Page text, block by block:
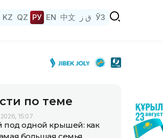
KZ QZ РУ EN 中文 ق ز ЎЗ
по теме
15:07
под одной крышей: как